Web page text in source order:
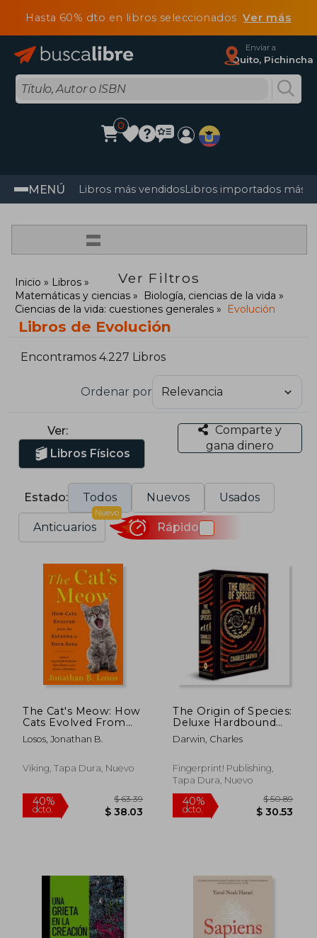
Hasta 60% dto en libros seleccionadosVer más
Enviar a
Quito, Pichincha
0
MENÚ Libros más vendidosLibros importados más
=
Ver Filtros
Inicio
Libros
Matemáticas y ciencias
Biología, ciencias de la vida
Ciencias de la vida: cuestiones generales
Evolución
Libros de Evolución
Encontramos 4.227 Libros
Ordenar por
Ver:
Libros Físicos
Comparte y
gana dinero
Estado: Todos Nuevos Usados
Anticuarios
Nuevo
Rápido
The Cat's Meow: How
Cats Evolved From
the Savanna to Your
Sofa (en Inglés)
Losos, Jonathan B.
Viking, Tapa Dura, Nuevo
dcto. $ 38.03
The Origin of Species:
Deluxe Hardbound
Edition (en Inglés)
Darwin, Charles
Fingerprint! Publishing,
Tapa Dura, Nuevo
40%